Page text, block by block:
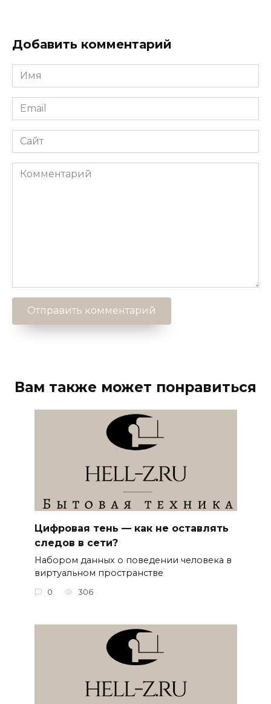
Добавить комментарий
Имя
*
Email
*
Сайт
Комментарий
Вам также может понравиться
Цифровая тень — как не оставлять
следов в сети?
Набором данных о поведении человека в
виртуальном пространстве
0 306